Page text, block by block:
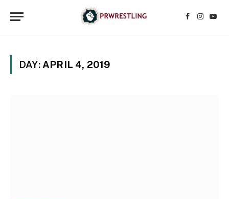
Facebook
DAY: APRIL 4, 2019